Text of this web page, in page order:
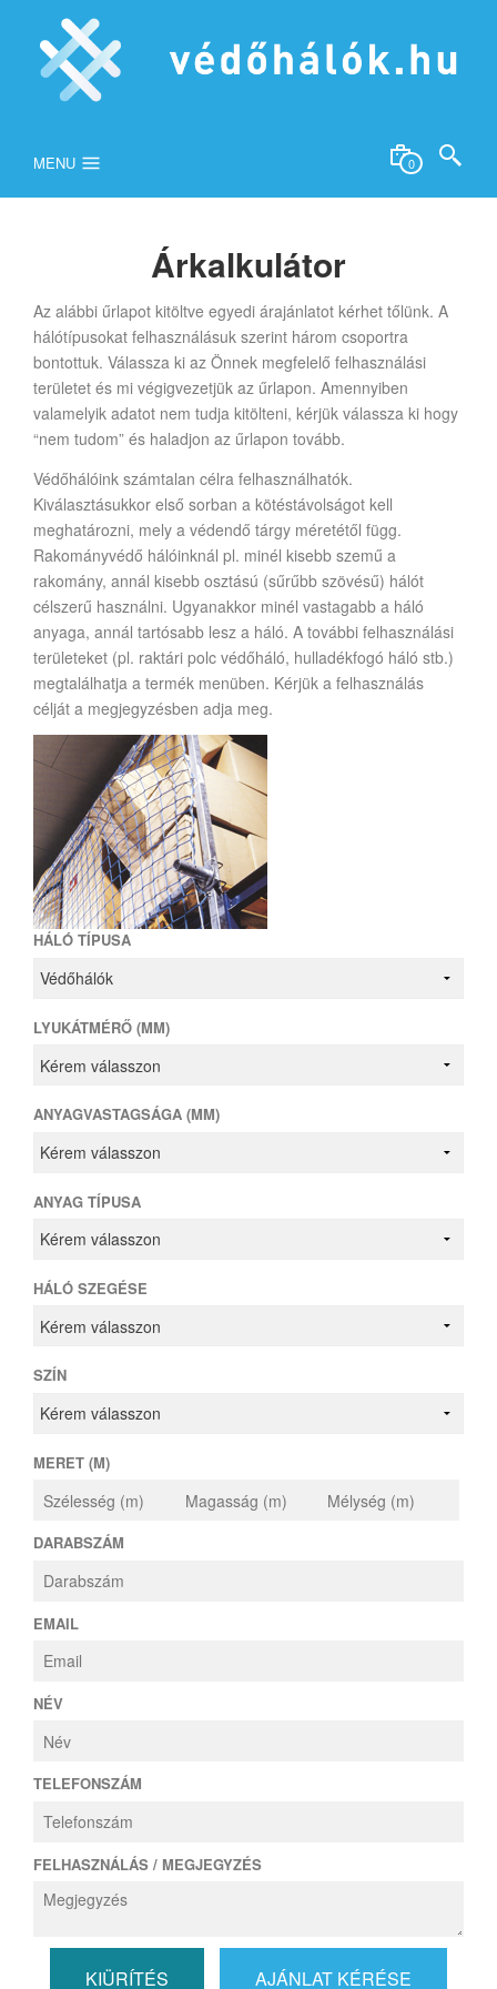
MENU 0
Árkalkulátor
Az alábbi űrlapot kitöltve egyedi árajánlatot kérhet tőlünk. A
hálótípusokat felhasználásuk szerint három csoportra
bontottuk. Válassza ki az Önnek megfelelő felhasználási
területet és mi végigvezetjük az űrlapon. Amennyiben
valamelyik adatot nem tudja kitölteni, kérjük válassza ki hogy
“nem tudom” és haladjon az űrlapon tovább.
Védőhálóink számtalan célra felhasználhatók.
Kiválasztásukkor első sorban a kötéstávolságot kell
meghatározni, mely a védendő tárgy méretétől függ.
Rakományvédő hálóinknál pl. minél kisebb szemű a
rakomány, annál kisebb osztású (sűrűbb szövésű) hálót
célszerű használni. Ugyanakkor minél vastagabb a háló
anyaga, annál tartósabb lesz a háló. A további felhasználási
területeket (pl. raktári polc védőháló, hulladékfogó háló stb.)
megtalálhatja a termék menüben. Kérjük a felhasználás
célját a megjegyzésben adja meg.
HÁLÓ TÍPUSA
LYUKÁTMÉRŐ (MM)
ANYAGVASTAGSÁGA (MM)
ANYAG TÍPUSA
HÁLÓ SZEGÉSE
SZÍN
MERET (M)
DARABSZÁM
EMAIL
NÉV
TELEFONSZÁM
FELHASZNÁLÁS / MEGJEGYZÉS
KIÜRÍTÉS AJÁNLAT KÉRÉSE